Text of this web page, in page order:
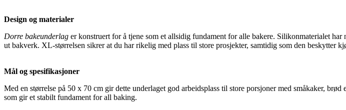
Design og materialer
Dorre bakeunderlag er konstruert for å tjene som et allsidig fundament for alle bakere. Silikonmaterialet
ut bakverk. XL-størrelsen sikrer at du har rikelig med plass til store prosjekter, samtidig som den beskytter
Mål og spesifikasjoner
Med en størrelse på 50 x 70 cm gir dette underlaget god arbeidsplass til store porsjoner med småkaker,
som gir et stabilt fundament for all baking.